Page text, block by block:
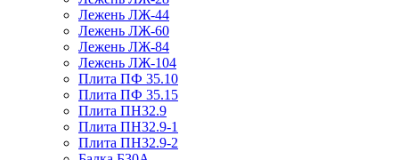
Лежень ЛЖ-44
Лежень ЛЖ-60
Лежень ЛЖ-84
Лежень ЛЖ-104
Плита ПФ 35.10
Плита ПФ 35.15
Плита ПН32.9
Плита ПН32.9-1
Плита ПН32.9-2